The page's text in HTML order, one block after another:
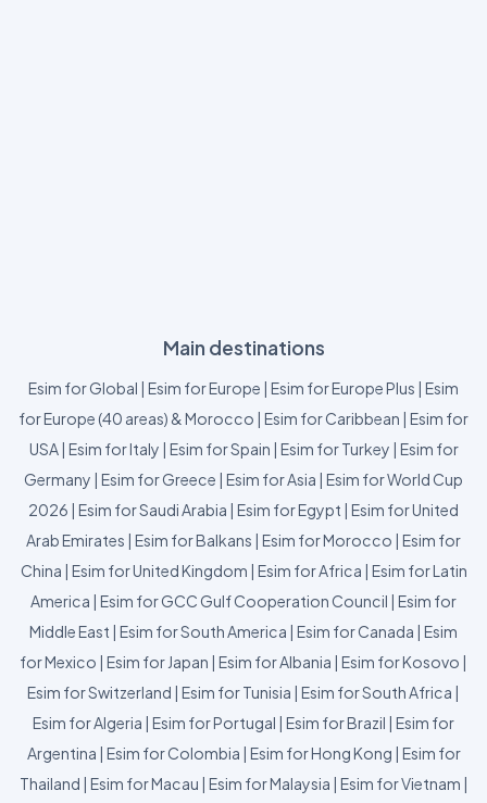
Main destinations
Esim for Global | Esim for Europe | Esim for Europe Plus | Esim
for Europe (40 areas) & Morocco | Esim for Caribbean | Esim for
USA| Esim for Italy | Esim for Spain | Esim for Turkey | Esim for
Germany | Esim for Greece | Esim for Asia | Esim for World Cup
2026 | Esim for Saudi Arabia | Esim for Egypt | Esim for United
Arab Emirates | Esim for Balkans | Esim for Morocco | Esim for
China | Esim for United Kingdom | Esim for Africa | Esim for Latin
America | Esim for GCC Gulf Cooperation Council | Esim for
Middle East | Esim for South America | Esim for Canada | Esim
for Mexico | Esim for Japan | Esim for Albania | Esim for Kosovo |
Esim for Switzerland | Esim for Tunisia | Esim for South Africa |
Esim for Algeria | Esim for Portugal | Esim for Brazil | Esim for
Argentina | Esim for Colombia | Esim for Hong Kong | Esim for
Thailand | Esim for Macau | Esim for Malaysia | Esim for Vietnam |